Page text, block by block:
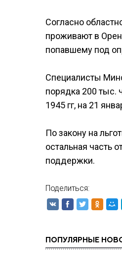
Согласно
проживают в
попавшему под
Специалисты
порядка 200 тыс.
1945 гг, на 21
По закону на
остальная часть
поддержки.
Поделиться:
ПОПУЛЯРНЫЕ